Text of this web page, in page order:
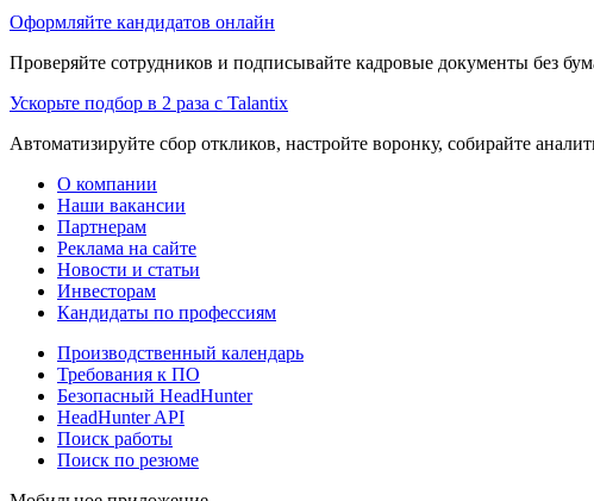
Оформляйте кандидатов онлайн
Проверяйте сотрудников и подписывайте кадровые документы без
Ускорьте подбор в 2 раза с Talantix
Автоматизируйте сбор откликов, настройте воронку, собирайте
О компании
Наши вакансии
Партнерам
Реклама на сайте
Новости и статьи
Инвесторам
Кандидаты по профессиям
Производственный календарь
Требования к ПО
Безопасный HeadHunter
HeadHunter API
Поиск работы
Поиск по резюме